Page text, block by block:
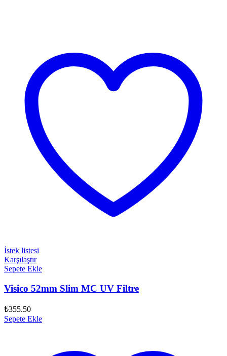
İstek listesi
Karşılaştır
Sepete Ekle
Visico 52mm Slim MC UV Filtre
₺355.50
Sepete Ekle